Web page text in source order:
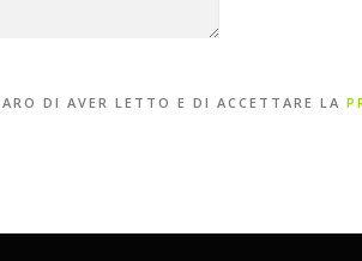
DI AVER LETTO E DI ACCETTARE LA